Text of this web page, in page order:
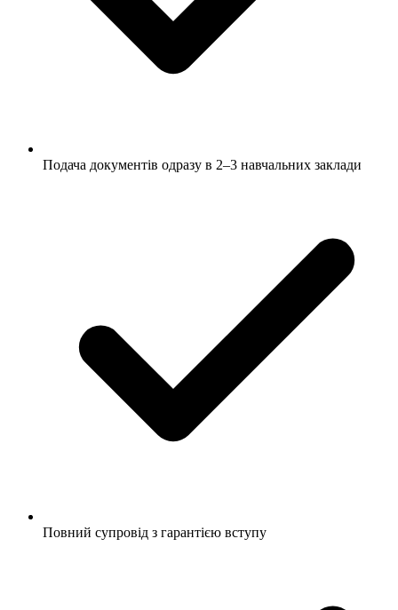
Подача документів одразу в 2–3 навчальних заклади
Повний супровід з гарантією вступу